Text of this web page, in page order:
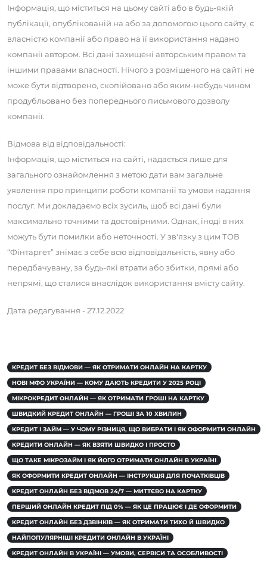
Інформація, що міститься на цьому сайті або в будь-якій
публікації, опублікованій на або за допомогою цього сайту, є
власністю компанії або право на її використання надано
компанії автором. Всі дані захищені авторським правом та
іншими правами власності. Нічого з розміщеного на сайті не
може бути відтворено, скопійовано або яким-небудь чином
продубльовано без попереднього письмового дозволу
компанії.
Відмова від відповідальності:
Інформація, що міститься на сайті, надається лише для
загального ознайомлення з метою дати вам загальне
уявлення про принципи роботи компанії та умови надання
послуг. Ми докладаємо всіх зусиль, щоб всі дані були
максимально точними та достовірними. Однак, іноді в них
можуть бути помилки або неточності. У зв'язку з цим ТОВ
“Фінтаргет” знімає з себе всю відповідальність, явну або
передбачувану, за будь-які втрати або збитки, прямі або
непрямі, що сталися внаслідок використання вмісту сайту.
Дата редагування - 27.12.2022
КРЕДИТ БЕЗ ВІДМОВИ — ЯК ОТРИМАТИ ОНЛАЙН НА КАРТКУ
НОВІ МФО УКРАЇНИ — КОМУ ДАЮТЬ КРЕДИТИ У 2025 РОЦІ
МІКРОКРЕДИТ ОНЛАЙН — ЯК ОТРИМАТИ ГРОШІ НА КАРТКУ
ШВИДКИЙ КРЕДИТ ОНЛАЙН — ГРОШІ ЗА 10 ХВИЛИН
КРЕДИТ І ЗАЙМ — У ЧОМУ РІЗНИЦЯ, ЩО ВИБРАТИ І ЯК ОФОРМИТИ ОНЛАЙН
КРЕДИТИ ОНЛАЙН — ЯК ВЗЯТИ ШВИДКО І ПРОСТО
ЩО ТАКЕ МІКРОЗАЙМ І ЯК ЙОГО ОТРИМАТИ ОНЛАЙН В УКРАЇНІ
ЯК ОФОРМИТИ КРЕДИТ ОНЛАЙН — ІНСТРУКЦІЯ ДЛЯ ПОЧАТКІВЦІВ
КРЕДИТ ОНЛАЙН БЕЗ ВІДМОВ 24/7 — МИТТЄВО НА КАРТКУ
ПЕРШИЙ ОНЛАЙН КРЕДИТ ПІД 0% — ЯК ЦЕ ПРАЦЮЄ І ДЕ ОФОРМИТИ
КРЕДИТ ОНЛАЙН БЕЗ ДЗВІНКІВ — ЯК ОТРИМАТИ ТИХО Й ШВИДКО
НАЙПОПУЛЯРНІШІ КРЕДИТИ ОНЛАЙН В УКРАЇНІ
КРЕДИТ ОНЛАЙН В УКРАЇНІ — УМОВИ, СЕРВІСИ ТА ОСОБЛИВОСТІ